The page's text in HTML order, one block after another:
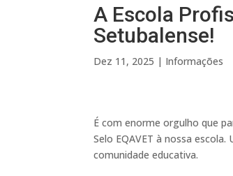
A Escola
Setubalense!
Dez 11, 2025 | Informações
Écom enorme orgulho que
Selo EQAVET à nossa
comunidade educativa.